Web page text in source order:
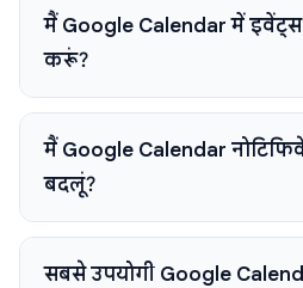
मैं Google Calendar में
करूं?
मैं Google Calendar
बदलूं?
सबसे उपयोगी Google